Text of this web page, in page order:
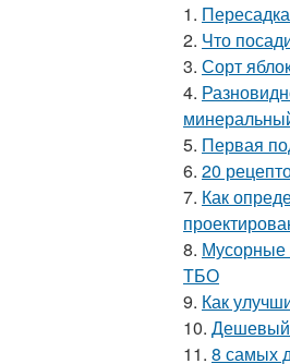
1.
2. Что
3. Сорт
4.
5. Первая
6. 20
7. Как
8. Мусорные
ТБО
9. Как
10. Дешевый
11. 8 самых